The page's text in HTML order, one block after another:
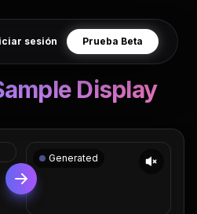
sesión Prueba Beta
Display
Generated